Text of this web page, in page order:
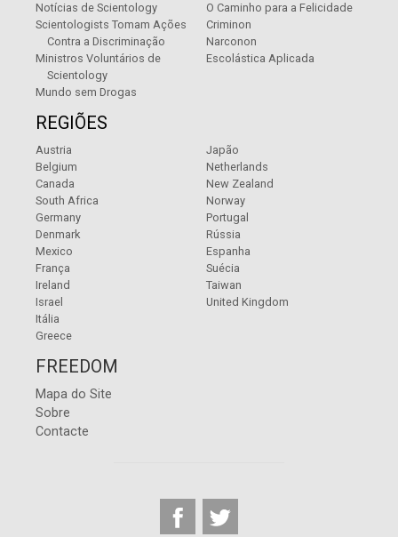
Notícias de Scientology
Scientologists Tomam Ações
Contra a Discriminação
Ministros Voluntários de
Scientology
Mundo sem Drogas
O Caminho para a Felicidade
Criminon
Narconon
Escolástica Aplicada
REGIÕES
Austria
Belgium
Canada
South Africa
Germany
Denmark
Mexico
França
Ireland
Israel
Itália
Greece
Japão
Netherlands
New Zealand
Norway
Portugal
Rússia
Espanha
Suécia
Taiwan
United Kingdom
FREEDOM
Mapa do Site
Sobre
Contacte